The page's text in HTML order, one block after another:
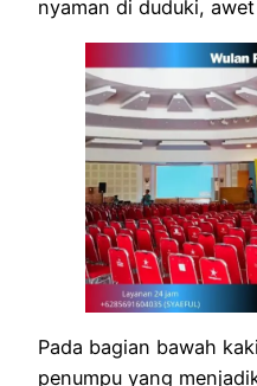
nyaman di duduki,
Pada bagian bawah
penumpu yang